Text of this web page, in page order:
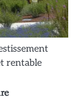
rentable